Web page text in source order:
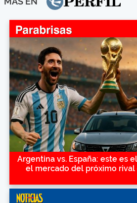
Argentina vs. España: este es
el mercado del próximo rival